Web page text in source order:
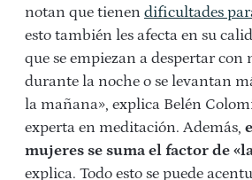
notan que tienen dificultades
esto también les afecta en su
que se empiezan a despertar con
durante la noche o se levantan
la mañana», explica Belén
experta en meditación. Además,
mujeres se suma el factor de
explica. Todo esto se puede